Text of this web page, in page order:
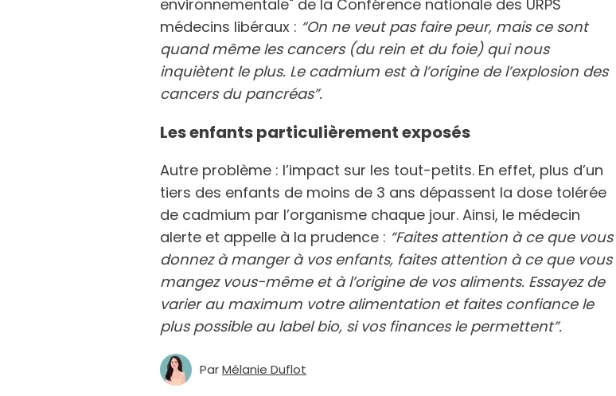
environnementale" de la Conférence nationale des URPS
médecins libéraux : “On ne veut pas faire peur, mais ce sont
quand même les cancers (du rein et du foie) qui nous
inquiètent le plus. Le cadmium est à l’origine de l’explosion des
cancers du pancréas”.
Les enfants particulièrement exposés
Autre problème : l’impact sur les tout-petits. En effet, plus d’un
tiers des enfants de moins de 3 ans dépassent la dose tolérée
de cadmium par l’organisme chaque jour. Ainsi, le médecin
alerte et appelle à la prudence : “Faites attention à ce que vous
donnez à manger à vos enfants, faites attention à ce que vous
mangez vous-même et à l’origine de vos aliments. Essayez de
varier au maximum votre alimentation et faites confiance le
plus possible au label bio, si vos finances le permettent”.
ParMélanie Duflot